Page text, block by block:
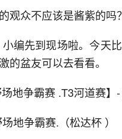
观众不应该是酱紫的吗？
编先到现场啦。今天
的盆友可以去看看。
地争霸赛 .T3河道赛】
地争霸赛.（松达杯 ）